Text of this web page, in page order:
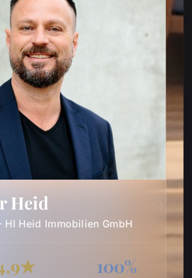
Heid
HI Heid Immobilien GmbH
100%